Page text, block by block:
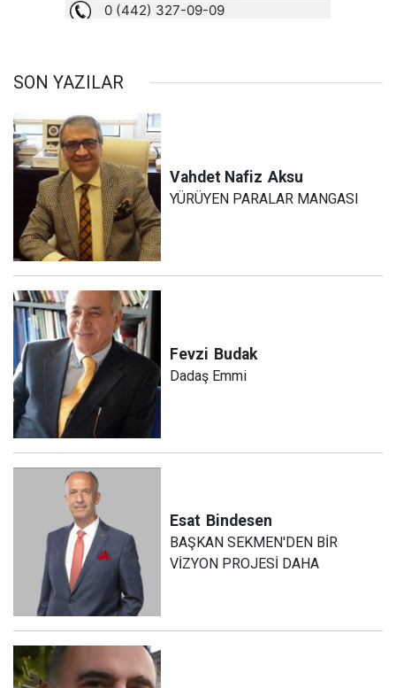
SON YAZILAR
Vahdet Nafiz Aksu
YÜRÜYEN PARALAR MANGASI
Fevzi Budak
Dadaş Emmi
Esat Bindesen
BAŞKAN SEKMEN'DEN BİR
VİZYON PROJESİ DAHA